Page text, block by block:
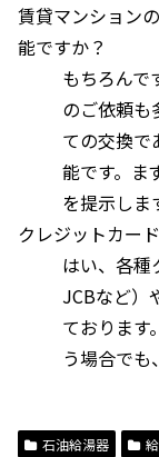
賃貸マンション
能ですか？
もちろんで
のご依頼も
ての交換で
能です。ま
を提示しま
クレジットカー
はい、各種
JCBなど）
ております
う場合でも
石油給湯器